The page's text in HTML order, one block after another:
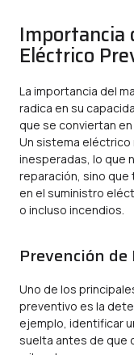
Importancia
Eléctrico
La importancia del
radica en su
que se conviertan
Un sistema eléctrico
inesperadas, lo que
reparación, sino
en el suministro
o incluso incendios.
Prevención
Uno de los
preventivo es la
ejemplo, identificar
suelta antes de que